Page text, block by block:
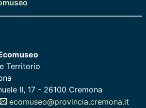
Territorio
II, 17 - 26100 Cremona
ecomuseo@provincia.cremona.it